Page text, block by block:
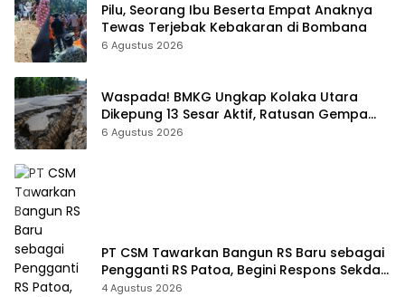
Pilu, Seorang Ibu Beserta Empat Anaknya
Tewas Terjebak Kebakaran di Bombana
6 Agustus 2026
Waspada! BMKG Ungkap Kolaka Utara
Dikepung 13 Sesar Aktif, Ratusan Gempa
Sudah Terekam
6 Agustus 2026
PT CSM Tawarkan Bangun RS Baru sebagai
Pengganti RS Patoa, Begini Respons Sekda
Kolut
4 Agustus 2026